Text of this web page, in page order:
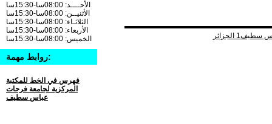
الأحــــد: 08:00سا-15:30سا
الأثنيــن: 08:00سا-15:30سا
الثلاثـاء: 08:00سا-15:30سا
الأربعاء: 08:00سا-15:30سا
الخميس: 08:00سا-15:30سا
روابط مهمة:
فهرس في الخط للمكتبة
المركزية لجامعة فرحات
عباس سطيف